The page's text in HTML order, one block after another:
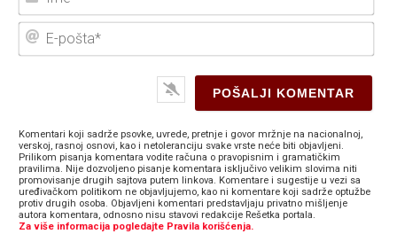
E-
Komentari koji sadrže psovke, uvrede, pretnje i govor mržnje na nacionalnoj,
verskoj, rasnoj osnovi, kao i netoleranciju svake vrste neće biti objavljeni.
Prilikom pisanja komentara vodite računa o pravopisnim i gramatičkim
pravilima. Nije dozvoljeno pisanje komentara isključivo velikim slovima niti
promovisanje drugih sajtova putem linkova. Komentare i sugestije u vezi sa
uređivačkom politikom ne objavljujemo, kao ni komentare koji sadrže optužbe
protiv drugih osoba. Objavljeni komentari predstavljaju privatno mišljenje
autora komentara, odnosno nisu stavovi redakcije Rešetka portala.
Za više informacija pogledajte Pravila korišćenja.